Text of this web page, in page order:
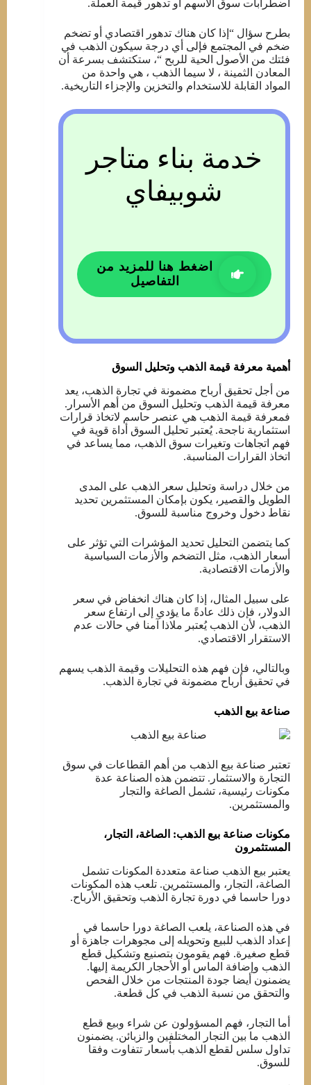
اضطرابات سوق الأسهم أو تدهور قيمة العملة.
بطرح سؤال “إذا كان هناك تدهور اقتصادي أو تضخم
ضخم في المجتمع فإلى أي درجة سيكون الذهب في
فئتك من الأصول الحية للربح “، ستكتشف بسرعة أن
المعادن الثمينة ، لا سيما الذهب ، هي واحدة من
المواد القابلة للاستخدام والتخزين والإجزاء التاريخية.
خدمة بناء متاجر
شوبيفاي
اضغط هنا للمزيد من
التفاصيل
أهمية معرفة قيمة الذهب وتحليل السوق
من أجل تحقيق أرباح مضمونة في تجارة الذهب، يعد
معرفة قيمة الذهب وتحليل السوق من أهم الأسرار.
فمعرفة قيمة الذهب هي عنصر حاسم لاتخاذ قرارات
استثمارية ناجحة. يُعتبر تحليل السوق أداة قوية في
فهم اتجاهات وتغيرات سوق الذهب، مما يساعد في
اتخاذ القرارات المناسبة.
من خلال دراسة وتحليل سعر الذهب على المدى
الطويل والقصير، يكون بإمكان المستثمرين تحديد
نقاط دخول وخروج مناسبة للسوق.
كما يتضمن التحليل تحديد المؤشرات التي تؤثر على
أسعار الذهب، مثل التضخم والأزمات السياسية
والأزمات الاقتصادية.
على سبيل المثال، إذا كان هناك انخفاض في سعر
الدولار، فإن ذلك عادةً ما يؤدي إلى ارتفاع سعر
الذهب، لأن الذهب يُعتبر ملاذا آمنا في حالات عدم
الاستقرار الاقتصادي.
وبالتالي، فإن فهم هذه التحليلات وقيمة الذهب يسهم
في تحقيق أرباح مضمونة في تجارة الذهب.
صناعة بيع الذهب
تعتبر صناعة بيع الذهب من أهم القطاعات في سوق
التجارة والاستثمار. تتضمن هذه الصناعة عدة
مكونات رئيسية، تشمل الصاغة والتجار
والمستثمرين.
مكونات صناعة بيع الذهب: الصاغة، التجار،
المستثمرون
يعتبر بيع الذهب صناعة متعددة المكونات تشمل
الصاغة، التجار، والمستثمرين. تلعب هذه المكونات
دورا حاسما في دورة تجارة الذهب وتحقيق الأرباح.
في هذه الصناعة، يلعب الصاغة دورا حاسما في
إعداد الذهب للبيع وتحويله إلى مجوهرات جاهزة أو
قطع صغيرة. فهم يقومون بتصنيع وتشكيل قطع
الذهب وإضافة الماس أو الأحجار الكريمة إليها.
يضمنون أيضا جودة المنتجات من خلال الفحص
والتحقق من نسبة الذهب في كل قطعة.
أما التجار، فهم المسؤولون عن شراء وبيع قطع
الذهب ما بين التجار المختلفين والزبائن. يضمنون
تداول سلس لقطع الذهب بأسعار تتفاوت وفقا
للسوق.